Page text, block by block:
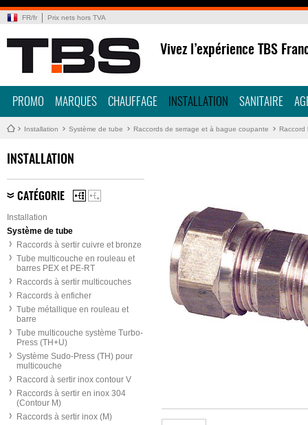
FR/fr Prix nets hors TVA
Vivez l’expérience TBS
PROMO MARQUES CHAUFFAGE INSTALLATION SANITAIRE
Installation Système de tube Raccords de serrage et à bague coupante Raccord
INSTALLATION
CATÉGORIE
Installation
Système de tube
Raccords à sertir cuivre et bronze
Tube multicouche en rouleau et
barres PEX et PE-RT
Raccords à sertir multicouches
Raccords à enficher
Tube métallique en rouleau et
barre
Tube multicouche système Turbo-
Press (TH+U)
Système Sudo-Press (TH) pour
multicouche
Raccord à sertir inox contour V
Raccords à sertir en inox 304
(Contour M)
Raccords à sertir inox (M)